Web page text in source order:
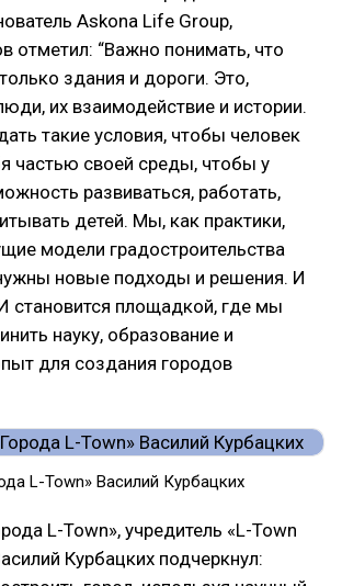
Askona Life Group,
отметил: “Важно понимать, что
здания и дороги. Это,
их взаимодействие и истории.
такие условия, чтобы человек
частью своей среды, чтобы у
развиваться, работать,
детей. Мы, как практики,
модели градостроительства
новые подходы и решения. И
становится площадкой, где мы
науку, образование и
для создания городов
L-Town» Василий Курбацких
L-Town», учредитель «L-Town
Курбацких подчеркнул: